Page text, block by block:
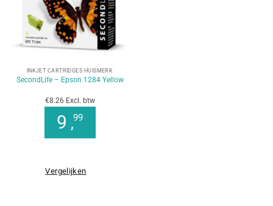
INKJET CARTRIDGES HUISMERK
SecondLife – Epson 1284 Yellow
€8.26 Excl. btw
9 ,99
Vergelijken